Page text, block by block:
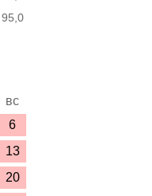
95,0
вс
6
13
20